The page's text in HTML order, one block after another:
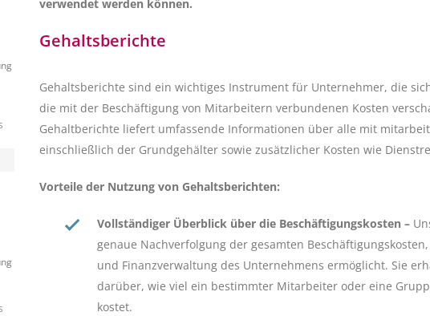
verwendet werden können.
Gehaltsberichte
Gehaltsberichte sind ein wichtiges Instrument für Unternehmer, die
die mit der Beschäftigung von Mitarbeitern verbundenen Kosten
Gehaltberichte liefert umfassende Informationen über alle mit
einschließlich der Grundgehälter sowie zusätzlicher Kosten wie
Vorteile der Nutzung von Gehaltsberichten:
Vollständiger Überblick über die Beschäftigungskosten –
genaue Nachverfolgung der gesamten
und Finanzverwaltung des Unternehmens ermöglicht. Sie
darüber, wie viel ein bestimmter Mitarbeiter oder eine
kostet.